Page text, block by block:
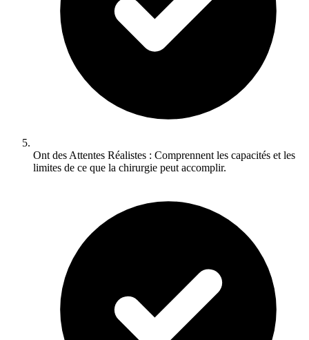
Ont des Attentes Réalistes : Comprennent les capacités et les
limites de ce que la chirurgie peut accomplir.